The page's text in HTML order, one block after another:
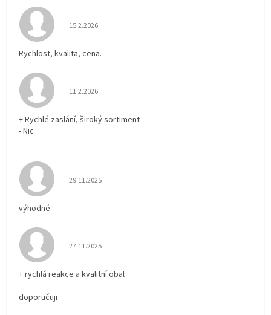
Hodnocení obchodu je 5 z 5 hvězdiček.
15.2.2026
Rychlost, kvalita, cena.
Hodnocení obchodu je 5 z 5 hvězdiček.
11.2.2026
+ Rychlé zaslání, široký sortiment
- Nic
Hodnocení obchodu je 5 z 5 hvězdiček.
29.11.2025
výhodné
Hodnocení obchodu je 5 z 5 hvězdiček.
27.11.2025
+ rychlá reakce a kvalitní obal
doporučuji